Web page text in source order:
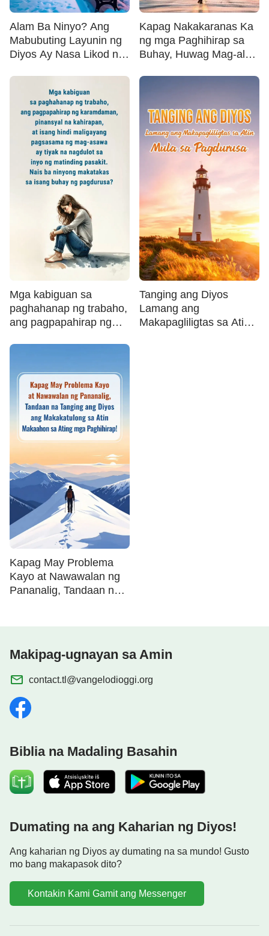
Alam Ba Ninyo? Ang
Mabubuting Layunin ng
Diyos Ay Nasa Likod ng
Kapag Nakakaranas Ka
ng mga Paghihirap sa
Buhay, Huwag Mag-alala
Diyos ang Daan Upang
Mga kabiguan sa
paghahanap ng trabaho,
ang pagpapahirap ng
na kahirapan, at isang
pagsasama ng mag-
asawa ay tiyak na
nagdulot sa inyo ng
matinding pasakit. Nais
ba ninyong makatakas
sa isang buhay ng
pagdurusa?
Tanging ang Diyos
Lamang ang
Makapagliligtas sa Atin
Kapag May Problema
Kayo at Nawawalan ng
Pananalig, Tandaan na
Makipag-ugnayan sa Amin
contact.tl@vangelodioggi.org
Biblia na Madaling Basahin
Dumating na ang Kaharian ng Diyos!
Ang kaharian ng Diyos ay dumating na sa mundo! Gusto
mo bang makapasok dito?
Kontakin Kami Gamit ang Messenger